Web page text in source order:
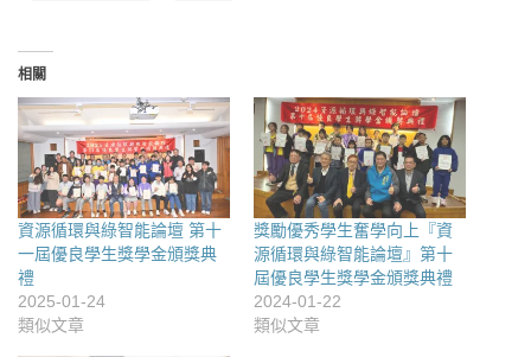
相關
資源循環與綠智能論壇 第十
一屆優良學生獎學金頒獎典
禮
2025-01-24
類似文章
獎勵優秀學生奮學向上『資
源循環與綠智能論壇』第十
屆優良學生獎學金頒獎典禮
2024-01-22
類似文章